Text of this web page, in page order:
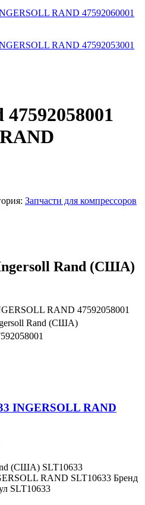
RAND 47592060001
RAND 47592053001
Запчасти для компрессоров
Rand (США)
RAND 47592058001
Rand (США)
INGERSOLL RAND
(США) SLT10633
RAND SLT10633 Бренд
SLT10633